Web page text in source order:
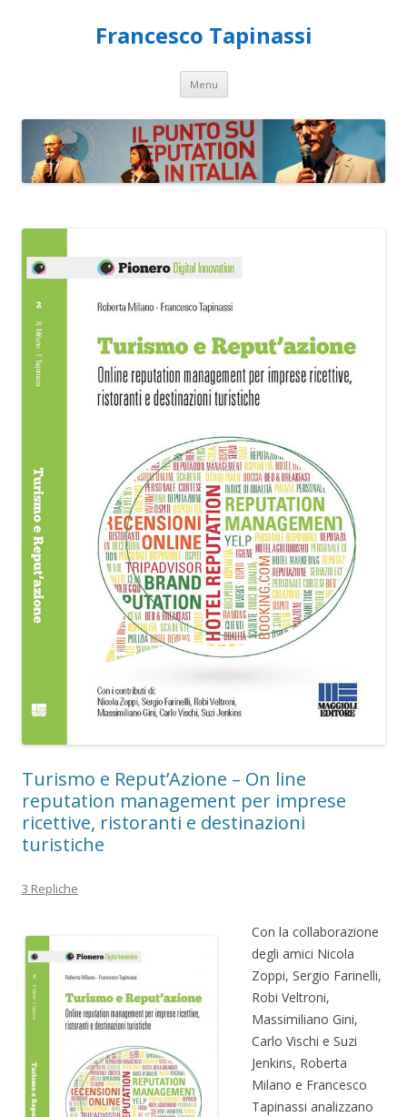
Francesco Tapinassi
Menu Vai al contenuto
Turismo e Reput’Azione – On line
reputation management per imprese
ricettive, ristoranti e destinazioni
turistiche
3 Repliche
Con la collaborazione
degli amici Nicola
Zoppi, Sergio Farinelli,
Robi Veltroni,
Massimiliano Gini,
Carlo Vischi e Suzi
Jenkins, Roberta
Milano e Francesco
Tapinassi analizzano